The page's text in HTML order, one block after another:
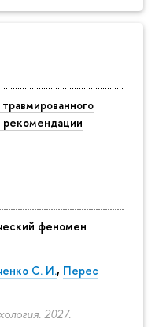
феномен
С. И., Перес
2027.